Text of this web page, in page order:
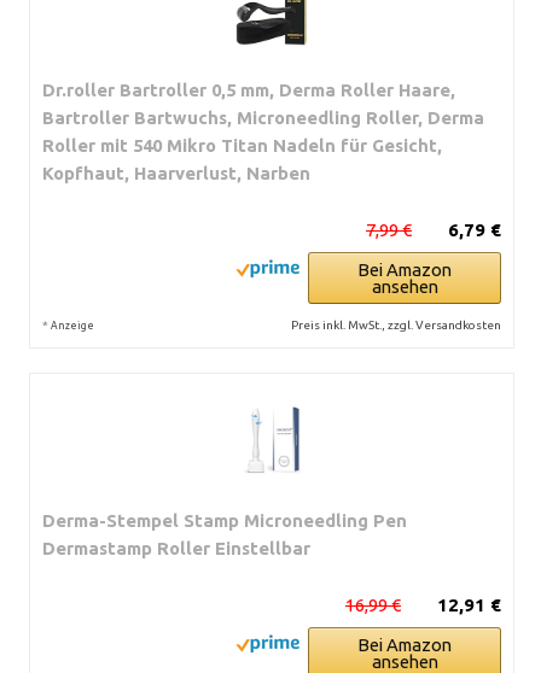
Dr.roller Bartroller 0,5 mm, Derma Roller Haare,
Bartroller Bartwuchs, Microneedling Roller, Derma
Roller mit 540 Mikro Titan Nadeln für Gesicht,
Kopfhaut, Haarverlust, Narben
6,79 €
7,99 €
Bei Amazon
ansehen
* Anzeige Preis inkl. MwSt., zzgl. Versandkosten
Derma-Stempel Stamp Microneedling Pen
Dermastamp Roller Einstellbar
12,91 €
16,99 €
Bei Amazon
ansehen